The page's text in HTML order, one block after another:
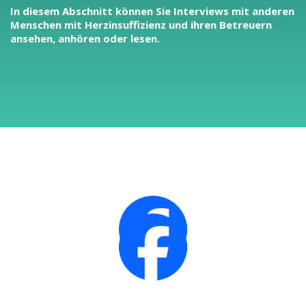
In diesem Abschnitt können Sie Interviews mit anderen
Menschen mit Herzinsuffizienz und ihren Betreuern
ansehen, anhören oder lesen.